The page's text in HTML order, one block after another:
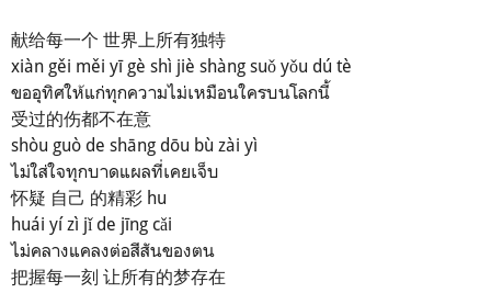
献给每一个 世界上所有独特
xiàn gěi měi yī gè shì jiè shàng suǒ yǒu dú tè
ขออุทิศให้แก่ทุกความไม่เหมือนใครบนโลกนี้
受过的伤都不在意
shòu guò de shāng dōu bù zài yì
ไม่ใส่ใจทุกบาดแผลที่เคยเจ็บ
怀疑 自己 的精彩 hu
huái yí zì jǐ de jīng cǎi
ไม่คลางแคลงต่อสีสันของตน
把握每一刻 让所有的梦存在